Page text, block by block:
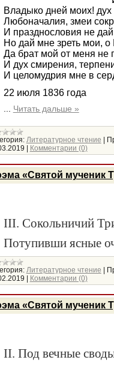
Владыко дней моих!
Любоначалия, змеи
И празднословия не
Но дай мне зреть мои,
Да брат мой от меня не
И дух смирения,
И целомудрия мне в
22 июля 1836 года
... Читать дальше »
Литературное чтение
Комментарии (0)
«Святой мученик
III. Сокольничий
Потупивши ясные
Литературное чтение
Комментарии (0)
«Святой мученик
II. Под вечные